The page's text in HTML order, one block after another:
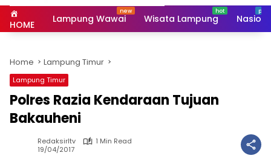
HOME Lampung Wawai Wisata Lampung
Home Lampung Timur
Lampung Timur
Polres Razia Kendaraan Tujuan
Bakauheni
Redaksirltv
1 Min Read
19/04/2017